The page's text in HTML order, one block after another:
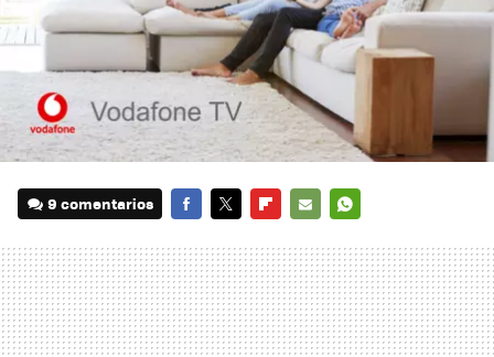
9 comentarios
MAIL